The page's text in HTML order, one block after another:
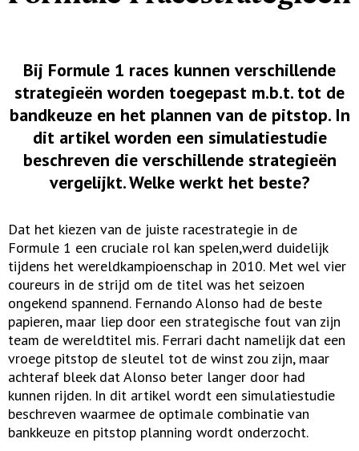
Bij Formule 1 races kunnen verschillende
strategieën worden toegepast m.b.t. tot de
bandkeuze en het plannen van de pitstop. In
dit artikel worden een simulatiestudie
beschreven die verschillende strategieën
vergelijkt. Welke werkt het beste?
Dat het kiezen van de juiste racestrategie in de
Formule 1 een cruciale rol kan spelen,werd duidelijk
tijdens het wereldkampioenschap in 2010. Met wel vier
coureurs in de strijd om de titel was het seizoen
ongekend spannend. Fernando Alonso had de beste
papieren, maar liep door een strategische fout van zijn
team de wereldtitel mis. Ferrari dacht namelijk dat een
vroege pitstop de sleutel tot de winst zou zijn, maar
achteraf bleek dat Alonso beter langer door had
kunnen rijden. In dit artikel wordt een simulatiestudie
beschreven waarmee de optimale combinatie van
bankkeuze en pitstop planning wordt onderzocht.